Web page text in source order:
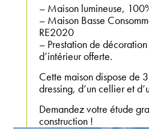
– Maison lumineuse,
– Maison Basse
RE2020
– Prestation de
d’intérieur offerte.
Cette maison dispose de
dressing, d’un cellier et
Demandez votre étude
construction !